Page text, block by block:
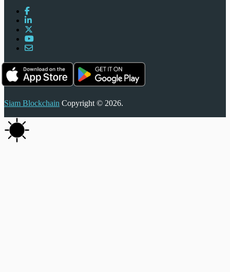
Siam Blockchain Copyright © 2026.